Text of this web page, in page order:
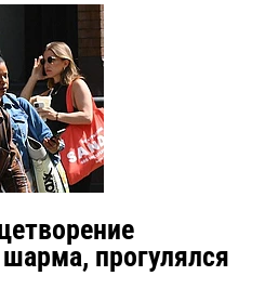
прогулялся